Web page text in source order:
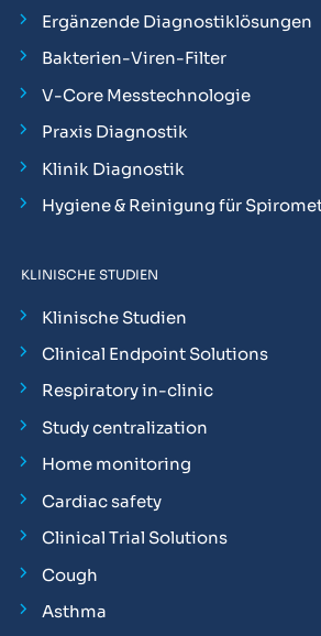
Ergänzende Diagnostiklösungen
Bakterien-Viren-Filter
V-Core Messtechnologie
Praxis Diagnostik
Klinik Diagnostik
Hygiene & Reinigung für
KLINISCHE STUDIEN
Klinische Studien
Clinical Endpoint Solutions
Respiratory in-clinic
Study centralization
Home monitoring
Cardiac safety
Clinical Trial Solutions
Cough
Asthma